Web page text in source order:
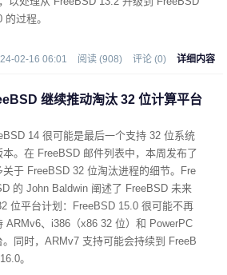
的过程。
02-16 06:01 阅读 (908) 评论 (0) 详细内容
继续推动淘汰 32 位计算平台
14 很可能是最后一个支持 32 位系统
本。在 FreeBSD 邮件列表中，本周发布了
关于 FreeBSD 32 位淘汰进程的细节。Fre
的 John Baldwin 阐述了 FreeBSD 未来
位平台计划：FreeBSD 15.0 很可能不再
ARMv6、i386（x86 32 位）和 PowerPC
。同时，ARMv7 支持可能会持续到 FreeB
。